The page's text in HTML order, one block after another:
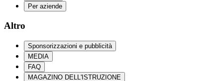
Per aziende
Altro
Sponsorizzazioni e pubblicità
MEDIA
FAQ
MAGAZINO DELL'ISTRUZIONE